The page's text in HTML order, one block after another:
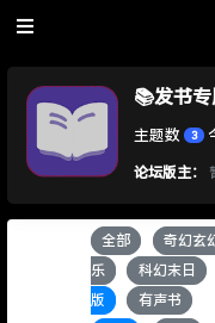
📚发书
主题数 3
论坛版主：
全部 奇幻玄
乐
科幻末日
版
有声书